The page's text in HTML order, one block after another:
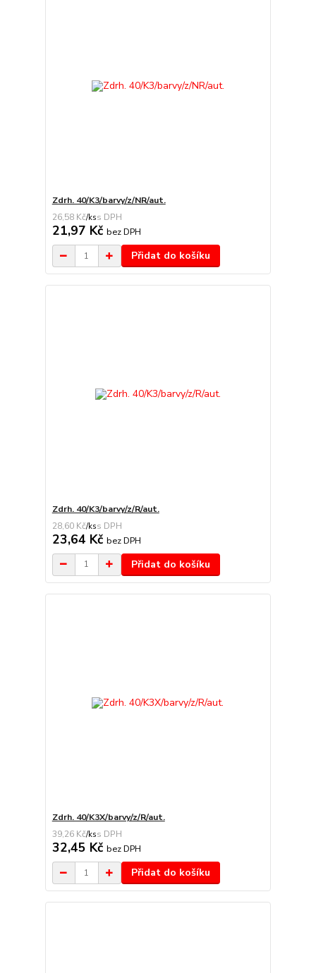
Zdrh. 40/K3/barvy/z/NR/aut.
26,58 Kč/ks
21,97 Kč bez DPH
Přidat do košíku
Zdrh. 40/K3/barvy/z/R/aut.
28,60 Kč/ks
23,64 Kč bez DPH
Přidat do košíku
Zdrh. 40/K3X/barvy/z/R/aut.
39,26 Kč/ks
32,45 Kč bez DPH
Přidat do košíku